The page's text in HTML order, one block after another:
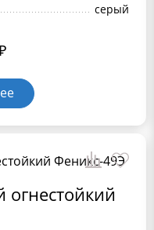
серый